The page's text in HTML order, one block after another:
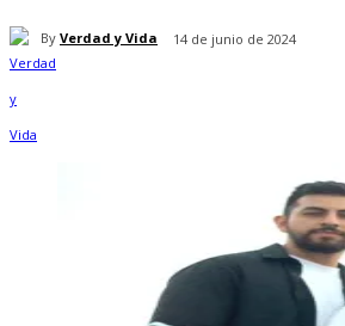
By Verdad y Vida 14 de junio de 2024